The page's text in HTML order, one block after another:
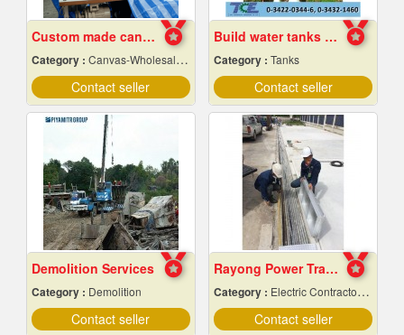
Custom made canvas production
Category : Canvas-Wholesale & Manufacturers
Contact seller
Build water tanks in the temple
Category : Tanks
Contact seller
Demolition Services
Category : Demolition
Contact seller
Rayong Power Transmission
Category : Electric Contractors-Industrial & Residential
Contact seller